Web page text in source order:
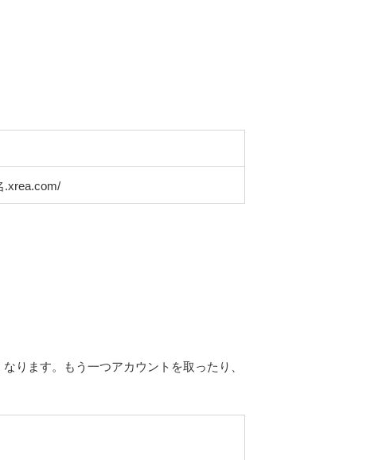
.xrea.com/
ります。もう一つアカウントを取ったり、